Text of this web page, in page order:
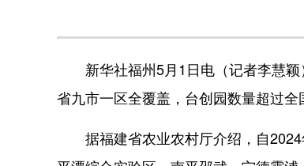
新华社福州5月1日电（记者李慧颖
省九市一区全覆盖，台创园数量超过全
据福建省农业农村厅介绍，自2024